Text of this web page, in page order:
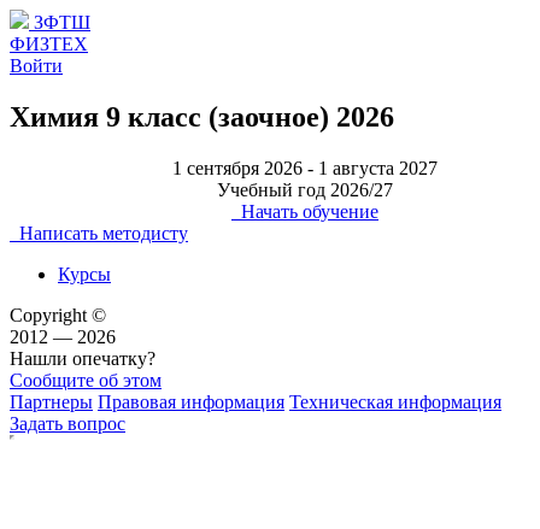
ЗФТШ
ФИЗТЕХ
Войти
Химия 9 класс (заочное) 2026
1 сентября 2026 - 1 августа 2027
Учебный год 2026/27
Начать обучение
Написать методисту
Курсы
Copyright ©
2012 — 2026
Нашли опечатку?
Сообщите об этом
Партнеры Правовая информация Техническая информация
Задать вопрос